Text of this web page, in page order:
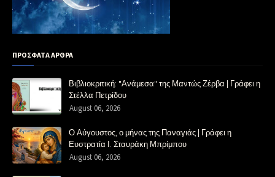
ΠΡΟΣΦΑΤΑ ΑΡΘΡΑ
Βιβλιοκριτική: "Ανάμεσα" της Μαντώς Ζέρβα | Γράφει η
Στέλλα Πετρίδου
August 06, 2026
Ο Αύγουστος, ο μήνας της Παναγιάς | Γράφει η
Ευστρατία Ι. Σταυράκη Μπρίμπου
August 06, 2026